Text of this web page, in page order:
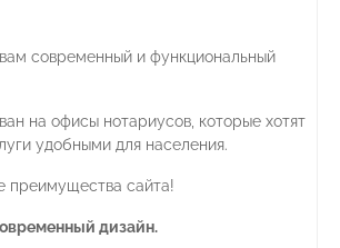
современный и функциональный
на офисы нотариусов, которые хотят
удобными для населения.
преимущества сайта!
дизайн.